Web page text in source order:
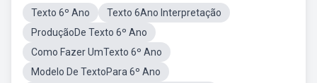
Texto 6º Ano
Texto 6Ano Interpretação
ProduçãoDe Texto 6º Ano
Como Fazer UmTexto 6º Ano
Modelo De TextoPara 6º Ano